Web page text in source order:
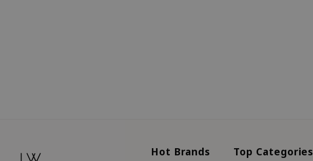
Hot Brands Top Categories